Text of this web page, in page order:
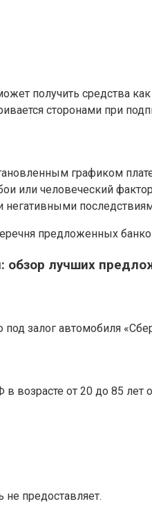
получить средства
сторонами при
графиком
или человеческий
негативными
предложенных
обзор лучших
залог автомобиля
возрасте от 20 до 85
предоставляет.